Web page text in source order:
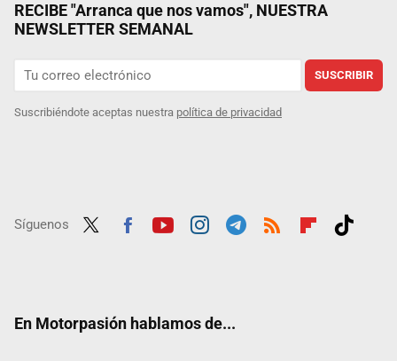
RECIBE "Arranca que nos vamos", NUESTRA
NEWSLETTER SEMANAL
SUSCRIBIR
Suscribiéndote aceptas nuestra política de privacidad
Síguenos
En Motorpasión hablamos de...